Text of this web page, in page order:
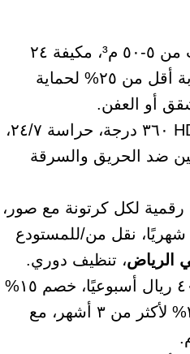
: وحدات من ٥-٥٠ م³، مكيفة ٢٤
ساعة على ٢٠ درجة، رطوبة أقل من ٢٥% لحماية
أو العفن.
: كاميرات HD ٣٦٠ درجة، حراسة ٢٤/٧،
ضد الحريق والسرقة
لكل كرتونة مع صور،
نقل من/للمستودع
الرياض، تنظيف دوري.
: تبدأ من ٤٠٠ ريال أسبوعيًا، خصم ١٥%
للتخزين الشهري، خصم ٢٥% لأكثر من ٣ أشهر، مع